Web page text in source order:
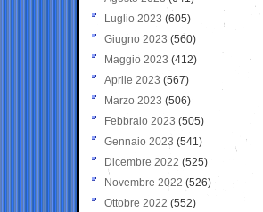
Luglio 2023 (605)
Giugno 2023 (560)
Maggio 2023 (412)
Aprile 2023 (567)
Marzo 2023 (506)
Febbraio 2023 (505)
Gennaio 2023 (541)
Dicembre 2022 (525)
Novembre 2022 (526)
Ottobre 2022 (552)